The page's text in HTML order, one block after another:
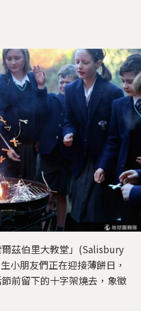
茲伯里大教堂」(Salisbury
小朋友們正在迎接薄餅日，
前留下的十字架燒去，象徵